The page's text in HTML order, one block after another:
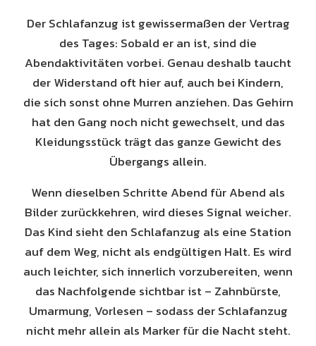
Der Schlafanzug ist gewissermaßen der Vertrag
des Tages: Sobald er an ist, sind die
Abendaktivitäten vorbei. Genau deshalb taucht
der Widerstand oft hier auf, auch bei Kindern,
die sich sonst ohne Murren anziehen. Das Gehirn
hat den Gang noch nicht gewechselt, und das
Kleidungsstück trägt das ganze Gewicht des
Übergangs allein.
Wenn dieselben Schritte Abend für Abend als
Bilder zurückkehren, wird dieses Signal weicher.
Das Kind sieht den Schlafanzug als eine Station
auf dem Weg, nicht als endgültigen Halt. Es wird
auch leichter, sich innerlich vorzubereiten, wenn
das Nachfolgende sichtbar ist – Zahnbürste,
Umarmung, Vorlesen – sodass der Schlafanzug
nicht mehr allein als Marker für die Nacht steht.